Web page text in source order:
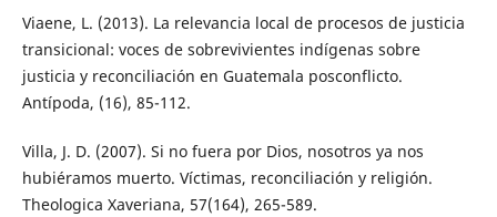
Viaene, L. (2013). La relevancia local de procesos de justicia
transicional: voces de sobrevivientes indígenas sobre
justicia y reconciliación en Guatemala posconflicto.
Antípoda, (16), 85-112.
Villa, J. D. (2007). Si no fuera por Dios, nosotros ya nos
hubiéramos muerto. Víctimas, reconciliación y religión.
Theologica Xaveriana, 57(164), 265-589.